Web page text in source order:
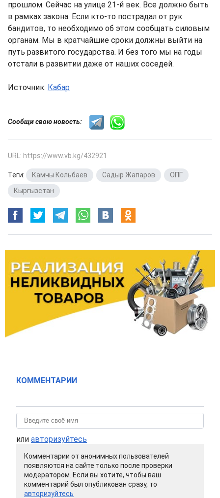
прошлом. Сейчас на улице 21-й век. Все должно быть
в рамках закона. Если кто-то пострадал от рук
бандитов, то необходимо об этом сообщать силовым
органам. Мы в кратчайшие сроки должны выйти на
путь развитого государства. И без того мы на годы
отстали в развитии даже от наших соседей.
Источник: Кабар
Сообщи свою новость:
URL: https://www.vb.kg/432921
Теги: Камчы Кольбаев Садыр Жапаров ОПГ
Кыргызстан
КОММЕНТАРИИ
или авторизуйтесь
Комментарии от анонимных пользователей
появляются на сайте только после проверки
модератором. Если вы хотите, чтобы ваш
комментарий был опубликован сразу, то
авторизуйтесь